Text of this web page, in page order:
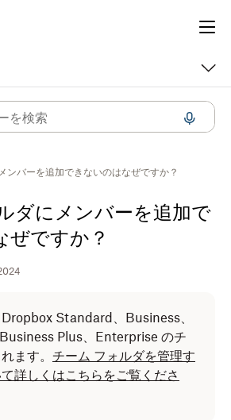
ンバーを追加できないのはなぜですか？
ダにメンバーを追加で
ぜですか？
Standard、Business、
Plus、Enterprise のチ
ます。 チーム フォルダを管理す
詳しくはこちらをご覧くださ